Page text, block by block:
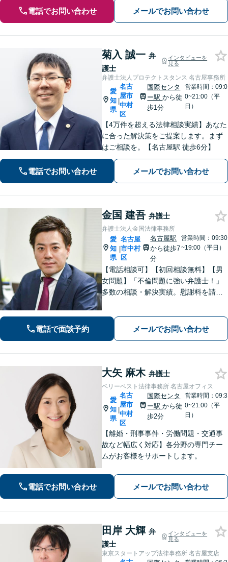
電話でお問い合わせ メールでお問い合わせ
菊入 誠一 弁
護士
インタビューを
見る
弁護士法人プロテクトスタンス 名古屋事務所
愛
知
県
|
名古
屋市
中村
区
国際センタ
ー駅から徒
歩1分
営業時間：09:0
0~21:00（平
日）
【4万件を超える法律相談実績】あなた
に合った解決策をご提案します。まず
はご相談を。【名古屋駅 徒歩6分】
電話でお問い合わせ メールでお問い合わせ
金国 建吾 弁護士
弁護士法人金国法律事務所
愛
知
県
|
名古屋
市中村
区
名古屋駅
から徒歩7
分
営業時間：09:30
~19:00（平日）
【電話相談可】【初回相談無料】【男
女問題】「不倫問題に強い弁護士！」
多数の相談・解決実績。慰謝料を請求
できるようサポートします【夜間・休
日面談可】【完全個室】【名古屋駅7
電話で面談予約 メールでお問い合わせ
大矢 麻木 弁護士
ベリーベスト法律事務所 名古屋オフィス
愛
知
県
|
名古
屋市
中村
区
国際センタ
ー駅から徒
歩2分
営業時間：09:3
0~21:00（平
日）
【離婚・刑事事件・労働問題・交通事
故など幅広く対応】各分野の専門チー
ムがお客様をサポートします。
電話でお問い合わせ メールでお問い合わせ
田岸 大輝 弁
護士
インタビューを
見る
東京スタートアップ法律事務所 名古屋支店